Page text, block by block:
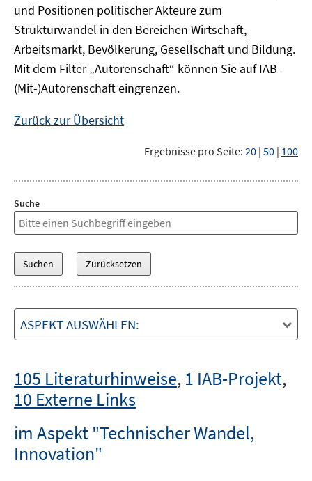
und Positionen politischer Akteure zum
Strukturwandel in den Bereichen Wirtschaft,
Arbeitsmarkt, Bevölkerung, Gesellschaft und Bildung.
Mit dem Filter „Autorenschaft“ können Sie auf IAB-
(Mit-)Autorenschaft eingrenzen.
Zurück zur Übersicht
Ergebnisse pro Seite: 20 | 50 | 100
Suche
ASPEKT AUSWÄHLEN:
105 Literaturhinweise, 1 IAB-Projekt,
10 Externe Links
im Aspekt "Technischer Wandel,
Innovation"